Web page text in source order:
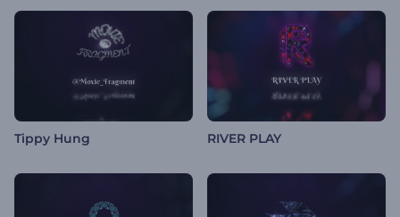
Tippy Hung RIVER PLAY